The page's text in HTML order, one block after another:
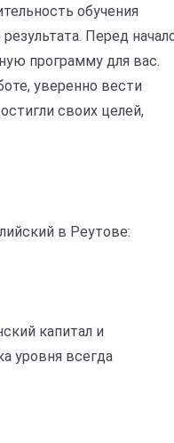
обучения
Перед
программу для вас.
уверенно вести
своих целей,
в Реутове:
капитал и
уровня всегда